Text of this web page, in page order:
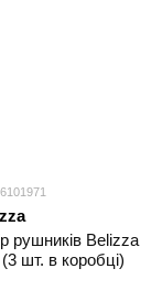
рушників Belizza
шт. в коробці)